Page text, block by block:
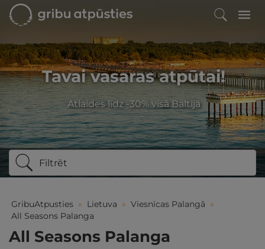
Tavai vasaras atpūtai!
Atlaides līdz -30% visā Baltijā
Filtrēt
GribuAtpusties » Lietuva » Viesnīcas Palangā »
All Seasons Palanga
All Seasons Palanga